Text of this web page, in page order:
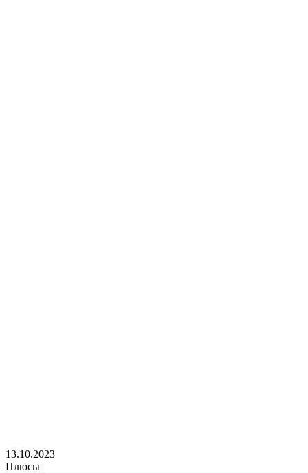
13.10.2023
Плюсы